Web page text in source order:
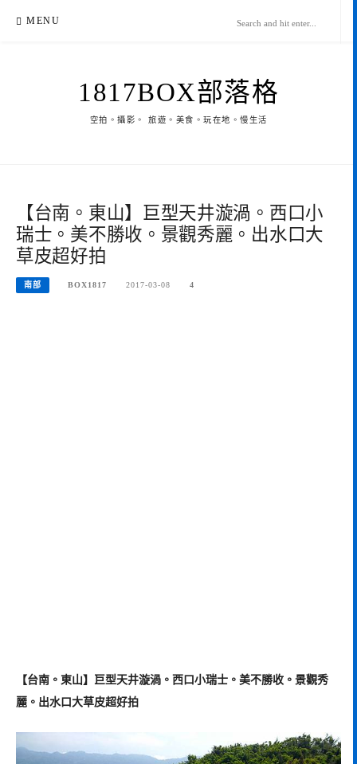
MENU
1817BOX部落格
空拍。攝影。 旅遊。美食。玩在地。慢生活
【台南。東山】巨型天井漩渦。西口小
瑞士。美不勝收。景觀秀麗。出水口大
草皮超好拍
南部 BOX1817 2017-03-08 4
【台南。東山】巨型天井漩渦。西口小瑞士。美不勝收。景觀秀
麗。出水口大草皮超好拍